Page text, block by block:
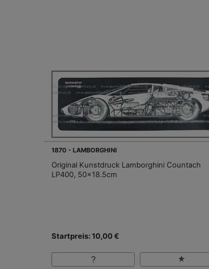
1870 - LAMBORGHINI
Original Kunstdruck Lamborghini Countach
LP400, 50x18.5cm
Startpreis: 10,00 €